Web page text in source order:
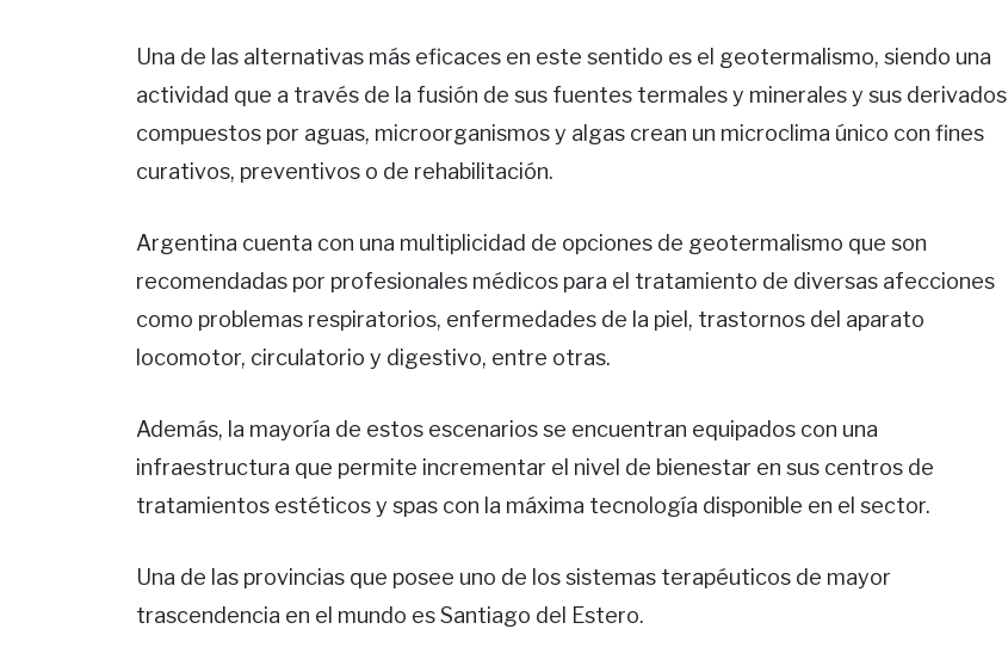
Una de las alternativas más eficaces en este sentido es el geotermalismo, siendo una
actividad que a través de la fusión de sus fuentes termales y minerales y sus derivados
compuestos por aguas, microorganismos y algas crean un microclima único con fines
curativos, preventivos o de rehabilitación.
Argentina cuenta con una multiplicidad de opciones de geotermalismo que son
recomendadas por profesionales médicos para el tratamiento de diversas afecciones
como problemas respiratorios, enfermedades de la piel, trastornos del aparato
locomotor, circulatorio y digestivo, entre otras.
Además, la mayoría de estos escenarios se encuentran equipados con una
infraestructura que permite incrementar el nivel de bienestar en sus centros de
tratamientos estéticos y spas con la máxima tecnología disponible en el sector.
Una de las provincias que posee uno de los sistemas terapéuticos de mayor
trascendencia en el mundo es Santiago del Estero.